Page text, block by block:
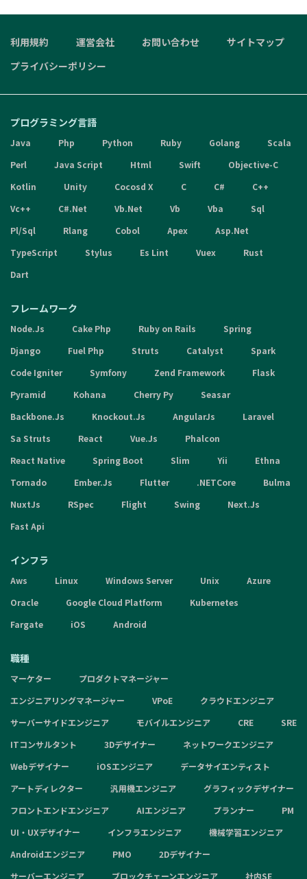
利用規約 運営会社 お問い合わせ
サイトマップ
プライバシーポリシー
プログラミング言語
Java Php Python Ruby Golang
Scala
Perl
Java Script Html Swift
Objective-C
Kotlin
Unity Cocosd X C C#
C++
Vc++
C#.Net Vb.Net Vb Vba
Sql
Pl/Sql
Rlang Cobol Apex
Asp.Net
TypeScript
Stylus Es Lint Vuex
Rust
Dart
フレームワーク
Node.Js Cake Php Ruby on Rails
Spring
Django
Fuel Php Struts Catalyst
Spark
Code Igniter
Symfony Zend Framework
Flask
Pyramid
Kohana Cherry Py
Seasar
Backbone.Js
Knockout.Js AngularJs
Laravel
Sa Struts
React Vue.Js
Phalcon
React Native
Spring Boot Slim Yii
Ethna
Tornado
Ember.Js Flutter .NETCore
Bulma
NuxtJs
RSpec Flight Swing
Next.Js
Fast Api
インフラ
Aws Linux Windows Server Unix
Azure
Oracle
Google Cloud Platform
Kubernetes
Fargate
iOS Android
職種
マーケター
プロダクトマネージャー
エンジニアリングマネージャー
VPoE
クラウドエンジニア
サーバーサイドエンジニア
モバイルエンジニア CRE
SRE
ITコンサルタント
3Dデザイナー
ネットワークエンジニア
Webデザイナー
iOSエンジニア
データサイエンティスト
アートディレクター
汎用機エンジニア
グラフィックデザイナー
フロントエンドエンジニア
AIエンジニア プランナー
PM
UI・UXデザイナー
インフラエンジニア
機械学習エンジニア
Androidエンジニア
PMO
2Dデザイナー
サーバーエンジニア
ブロックチェーンエンジニア 社内SE